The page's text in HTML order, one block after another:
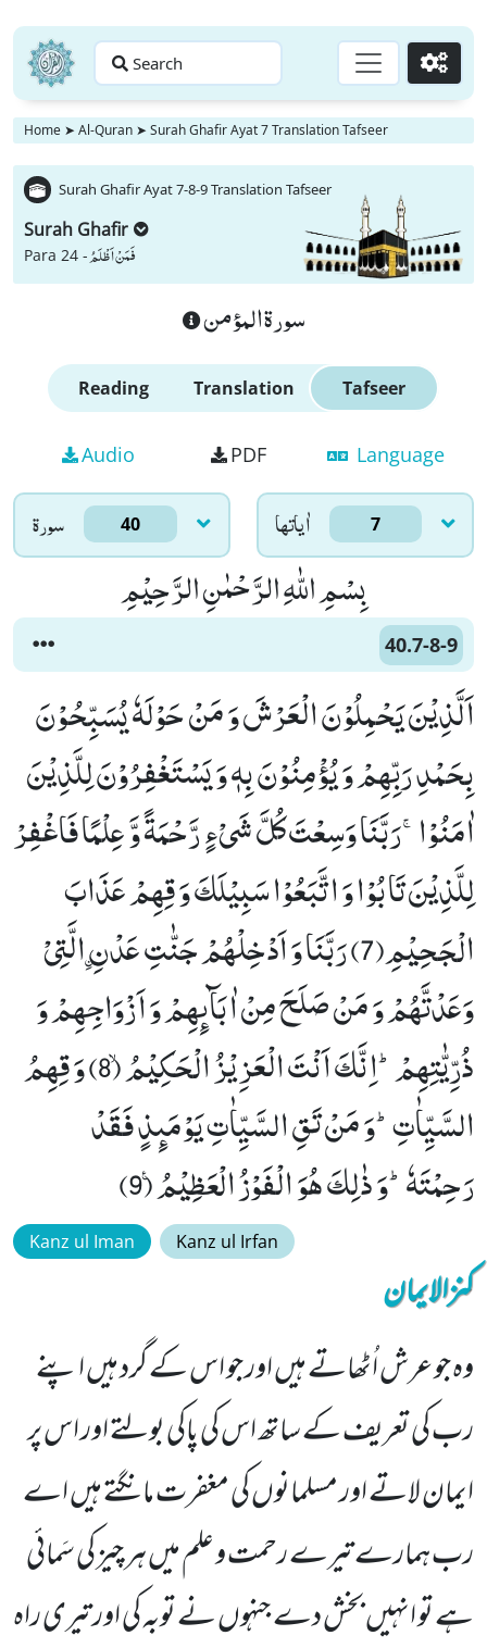
Search Go
Home ➤ Al-Quran ➤ Surah Ghafir Ayat 7 Translation Tafseer
Surah Ghafir Ayat 7-8-9 Translation Tafseer
Surah Ghafir
Para 24 -فَمَنْ اَظْلَمُ
سورة المؤمن
Reading Translation Tafseer
Audio PDF Language
سورۃ 40 اٰياتها 7
بِسْمِ اللّٰهِ الرَّحْمٰنِ الرَّحِیْمِ
40.7-8-9
اَلَّذِیْنَ یَحْمِلُوْنَ الْعَرْشَ وَ مَنْ حَوْلَهٗ یُسَبِّحُوْنَ
بِحَمْدِ رَبِّهِمْ وَ یُؤْمِنُوْنَ بِهٖ وَ یَسْتَغْفِرُوْنَ لِلَّذِیْنَ
اٰمَنُوْاۚ-رَبَّنَا وَسِعْتَ كُلَّ شَیْءٍ رَّحْمَةً وَّ عِلْمًا فَاغْفِرْ
لِلَّذِیْنَ تَابُوْا وَ اتَّبَعُوْا سَبِیْلَكَ وَ قِهِمْ عَذَابَ
الْجَحِیْمِ(7) رَبَّنَا وَ اَدْخِلْهُمْ جَنّٰتِ عَدْنِ ﹰالَّتِیْ
وَعَدْتَّهُمْ وَ مَنْ صَلَحَ مِنْ اٰبَآىٕهِمْ وَ اَزْوَاجِهِمْ وَ
ذُرِّیّٰتِهِمْؕ-اِنَّكَ اَنْتَ الْعَزِیْزُ الْحَكِیْمُۙ (8) وَ قِهِمُ
السَّیِّاٰتِؕ-وَ مَنْ تَقِ السَّیِّاٰتِ یَوْمَىٕذٍ فَقَدْ
رَحِمْتَهٗؕ-وَ ذٰلِكَ هُوَ الْفَوْزُ الْعَظِیْمُ۠ (9)
Kanz ul Iman Kanz ul Irfan
کنزالایمان
وہ جو عرش اُٹھاتے ہیں اور جو اس کے گرد ہیں اپنے
رب کی تعریف کے ساتھ اس کی پاکی بولتے اور اس پر
ایمان لاتے اور مسلمانوں کی مغفرت مانگتے ہیں اے
رب ہمارے تیرے رحمت و علم میں ہر چیز کی سَمائی
ہے تو انہیں بخش دے جنہوں نے توبہ کی اور تیری راہ